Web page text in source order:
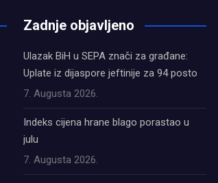
Zadnje objavljeno
Ulazak BiH u SEPA znači za građane:
Uplate iz dijaspore jeftinije za 94 posto
7. Augusta 2026.
Indeks cijena hrane blago porastao u
julu
7. Augusta 2026.